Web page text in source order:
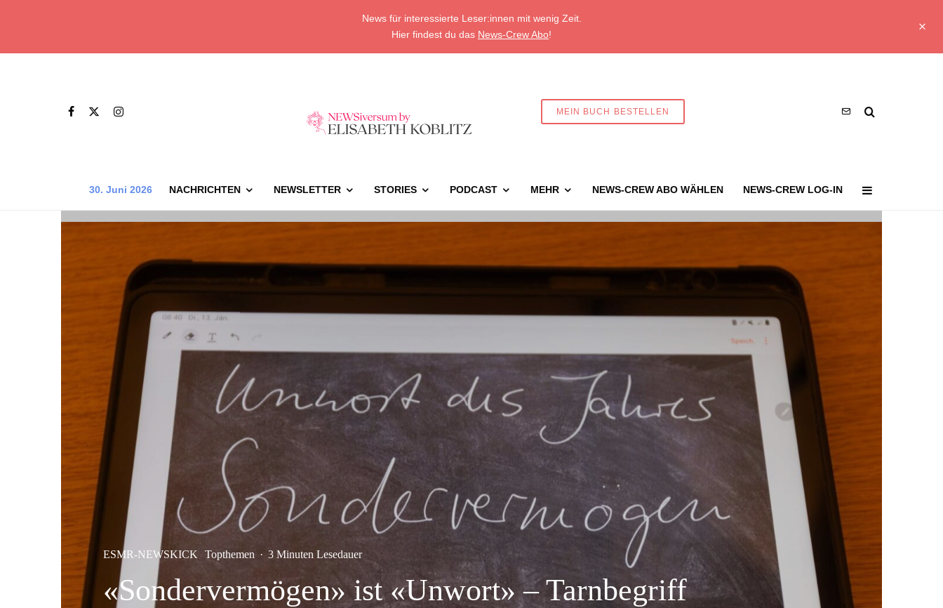
News für interessierte Leser:innen mit wenig Zeit.
Hier findest du das News-Crew Abo!
MEIN BUCH BESTELLEN
30. Juni 2026 NACHRICHTEN NEWSLETTER STORIES PODCAST MEHR NEWS-CREW ABO WÄHLEN NEWS-CREW LOG-IN
ESMR-NEWSKICK Topthemen · 3 Minuten Lesedauer
«Sondervermögen» ist «Unwort» – Tarnbegriff